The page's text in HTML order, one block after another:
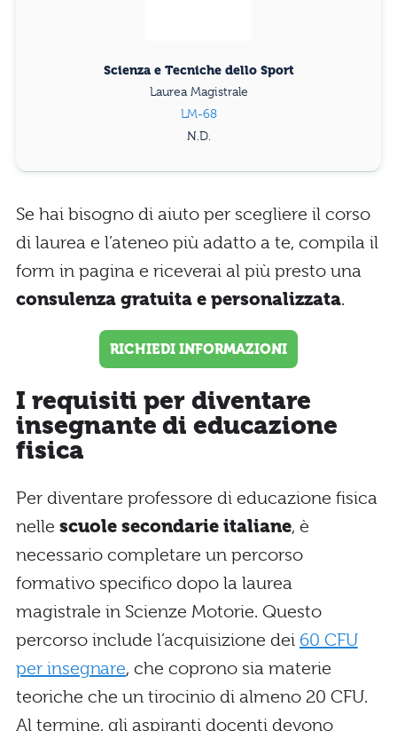
Scienza e Tecniche dello Sport
Laurea Magistrale
LM-68
N.D.
Se hai bisogno di aiuto per scegliere il corso
di laurea e l’ateneo più adatto a te, compila il
form in pagina e riceverai al più presto una
consulenza gratuita e personalizzata.
RICHIEDI INFORMAZIONI
I requisiti per diventare
insegnante di educazione
fisica
Per diventare professore di educazione fisica
nelle scuole secondarie italiane, è
necessario completare un percorso
formativo specifico dopo la laurea
magistrale in Scienze Motorie. Questo
percorso include l’acquisizione dei 60 CFU
per insegnare, che coprono sia materie
teoriche che un tirocinio di almeno 20 CFU.
Al termine, gli aspiranti docenti devono